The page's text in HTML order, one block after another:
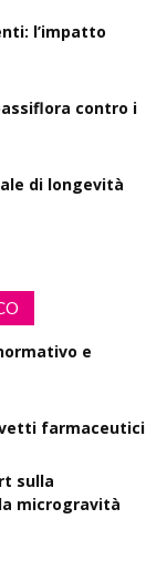
l’impatto
contro i
di longevità
e
farmaceutici
sulla
microgravità